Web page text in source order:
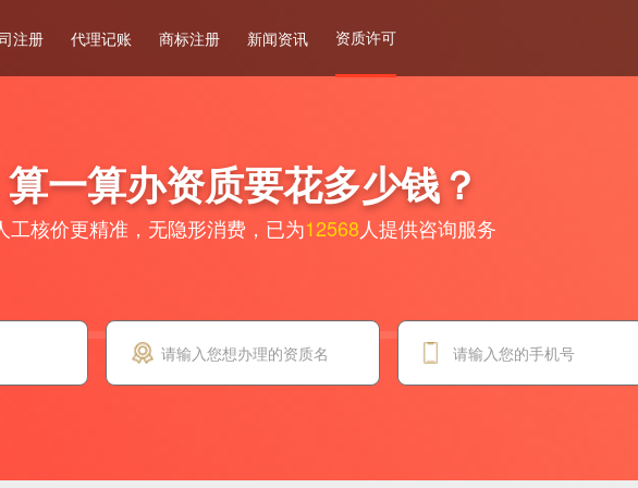
注册 代理记账 商标注册 新闻资讯 资质许可
算一算办资质要花多少钱？
工核价更精准，无隐形消费，已为12568人提供咨询服务